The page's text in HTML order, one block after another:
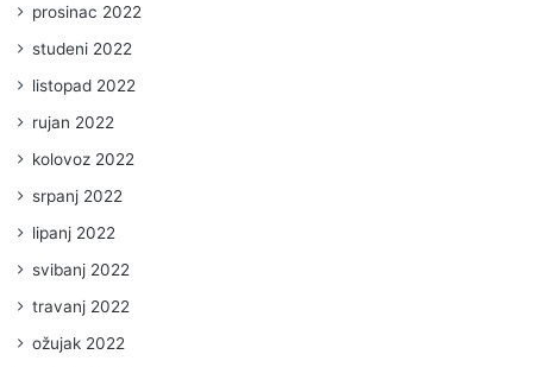
prosinac 2022
studeni 2022
listopad 2022
rujan 2022
kolovoz 2022
srpanj 2022
lipanj 2022
svibanj 2022
travanj 2022
ožujak 2022